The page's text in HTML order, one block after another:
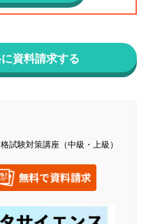
資料請求する
試験対策講座（中級・上級）